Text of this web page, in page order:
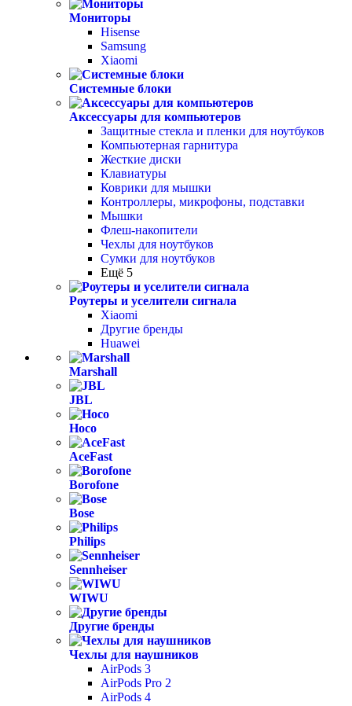
Мониторы
Hisense
Samsung
Xiaomi
Системные блоки
Аксессуары для компьютеров
Защитные стекла и пленки для ноутбуков
Компьютерная гарнитура
Жесткие диски
Клавиатуры
Коврики для мышки
Контроллеры, микрофоны, подставки
Мышки
Флеш-накопители
Чехлы для ноутбуков
Сумки для ноутбуков
Ещё 5
Роутеры и уселители сигнала
Xiaomi
Другие бренды
Huawei
Marshall
JBL
Hoco
AceFast
Borofone
Bose
Philips
Sennheiser
WIWU
Другие бренды
Чехлы для наушников
AirPods 3
AirPods Pro 2
AirPods 4